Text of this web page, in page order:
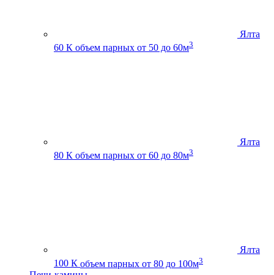
Ялта
60 К объем парных от 50 до 60м3
Ялта
80 К объем парных от 60 до 80м3
Ялта
100 К объем парных от 80 до 100м3